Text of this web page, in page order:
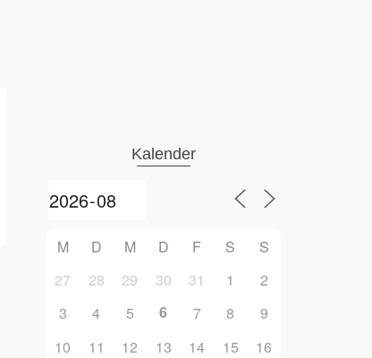
Kalender
M D M D F S
S
27
28 29 30 31 1
2
3
4 5 6 7 8
9
10
11 12 13 14 15
16